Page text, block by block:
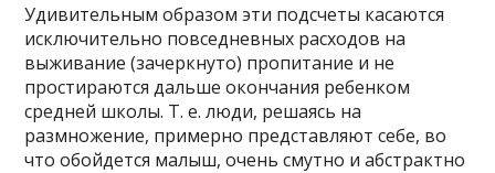
Удивительным образом эти подсчеты касаются
исключительно повседневных расходов на
выживание (зачеркнуто) пропитание и не
простираются дальше окончания ребенком
средней школы. Т. е. люди, решаясь на
размножение, примерно представляют себе, во
что обойдется малыш, очень смутно и абстрактно